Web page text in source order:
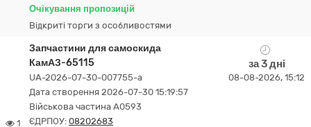
Очікування пропозицій
Відкриті торги з особливостями
1
Запчастини для самоскида
КамАЗ-65115
UA-2026-07-30-007755-a
Дата створення 2026-07-30 15:19:57
Військова частина А0593
ЄДРПОУ: 08202683
за 3 дні
08-08-2026, 15:12